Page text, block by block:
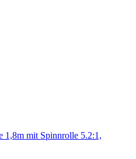
1,8m mit Spinnrolle 5.2:1,